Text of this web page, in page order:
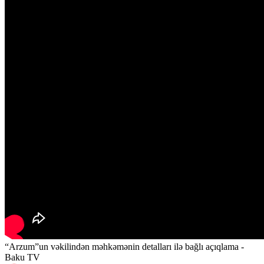
“Arzum”un vəkilindən məhkəmənin detalları ilə bağlı açıqlama -
Baku TV